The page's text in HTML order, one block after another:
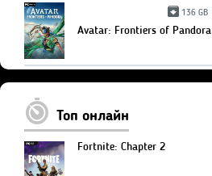
136 GB
Avatar: Frontiers of Pandora
Топ онлайн
Fortnite: Chapter 2